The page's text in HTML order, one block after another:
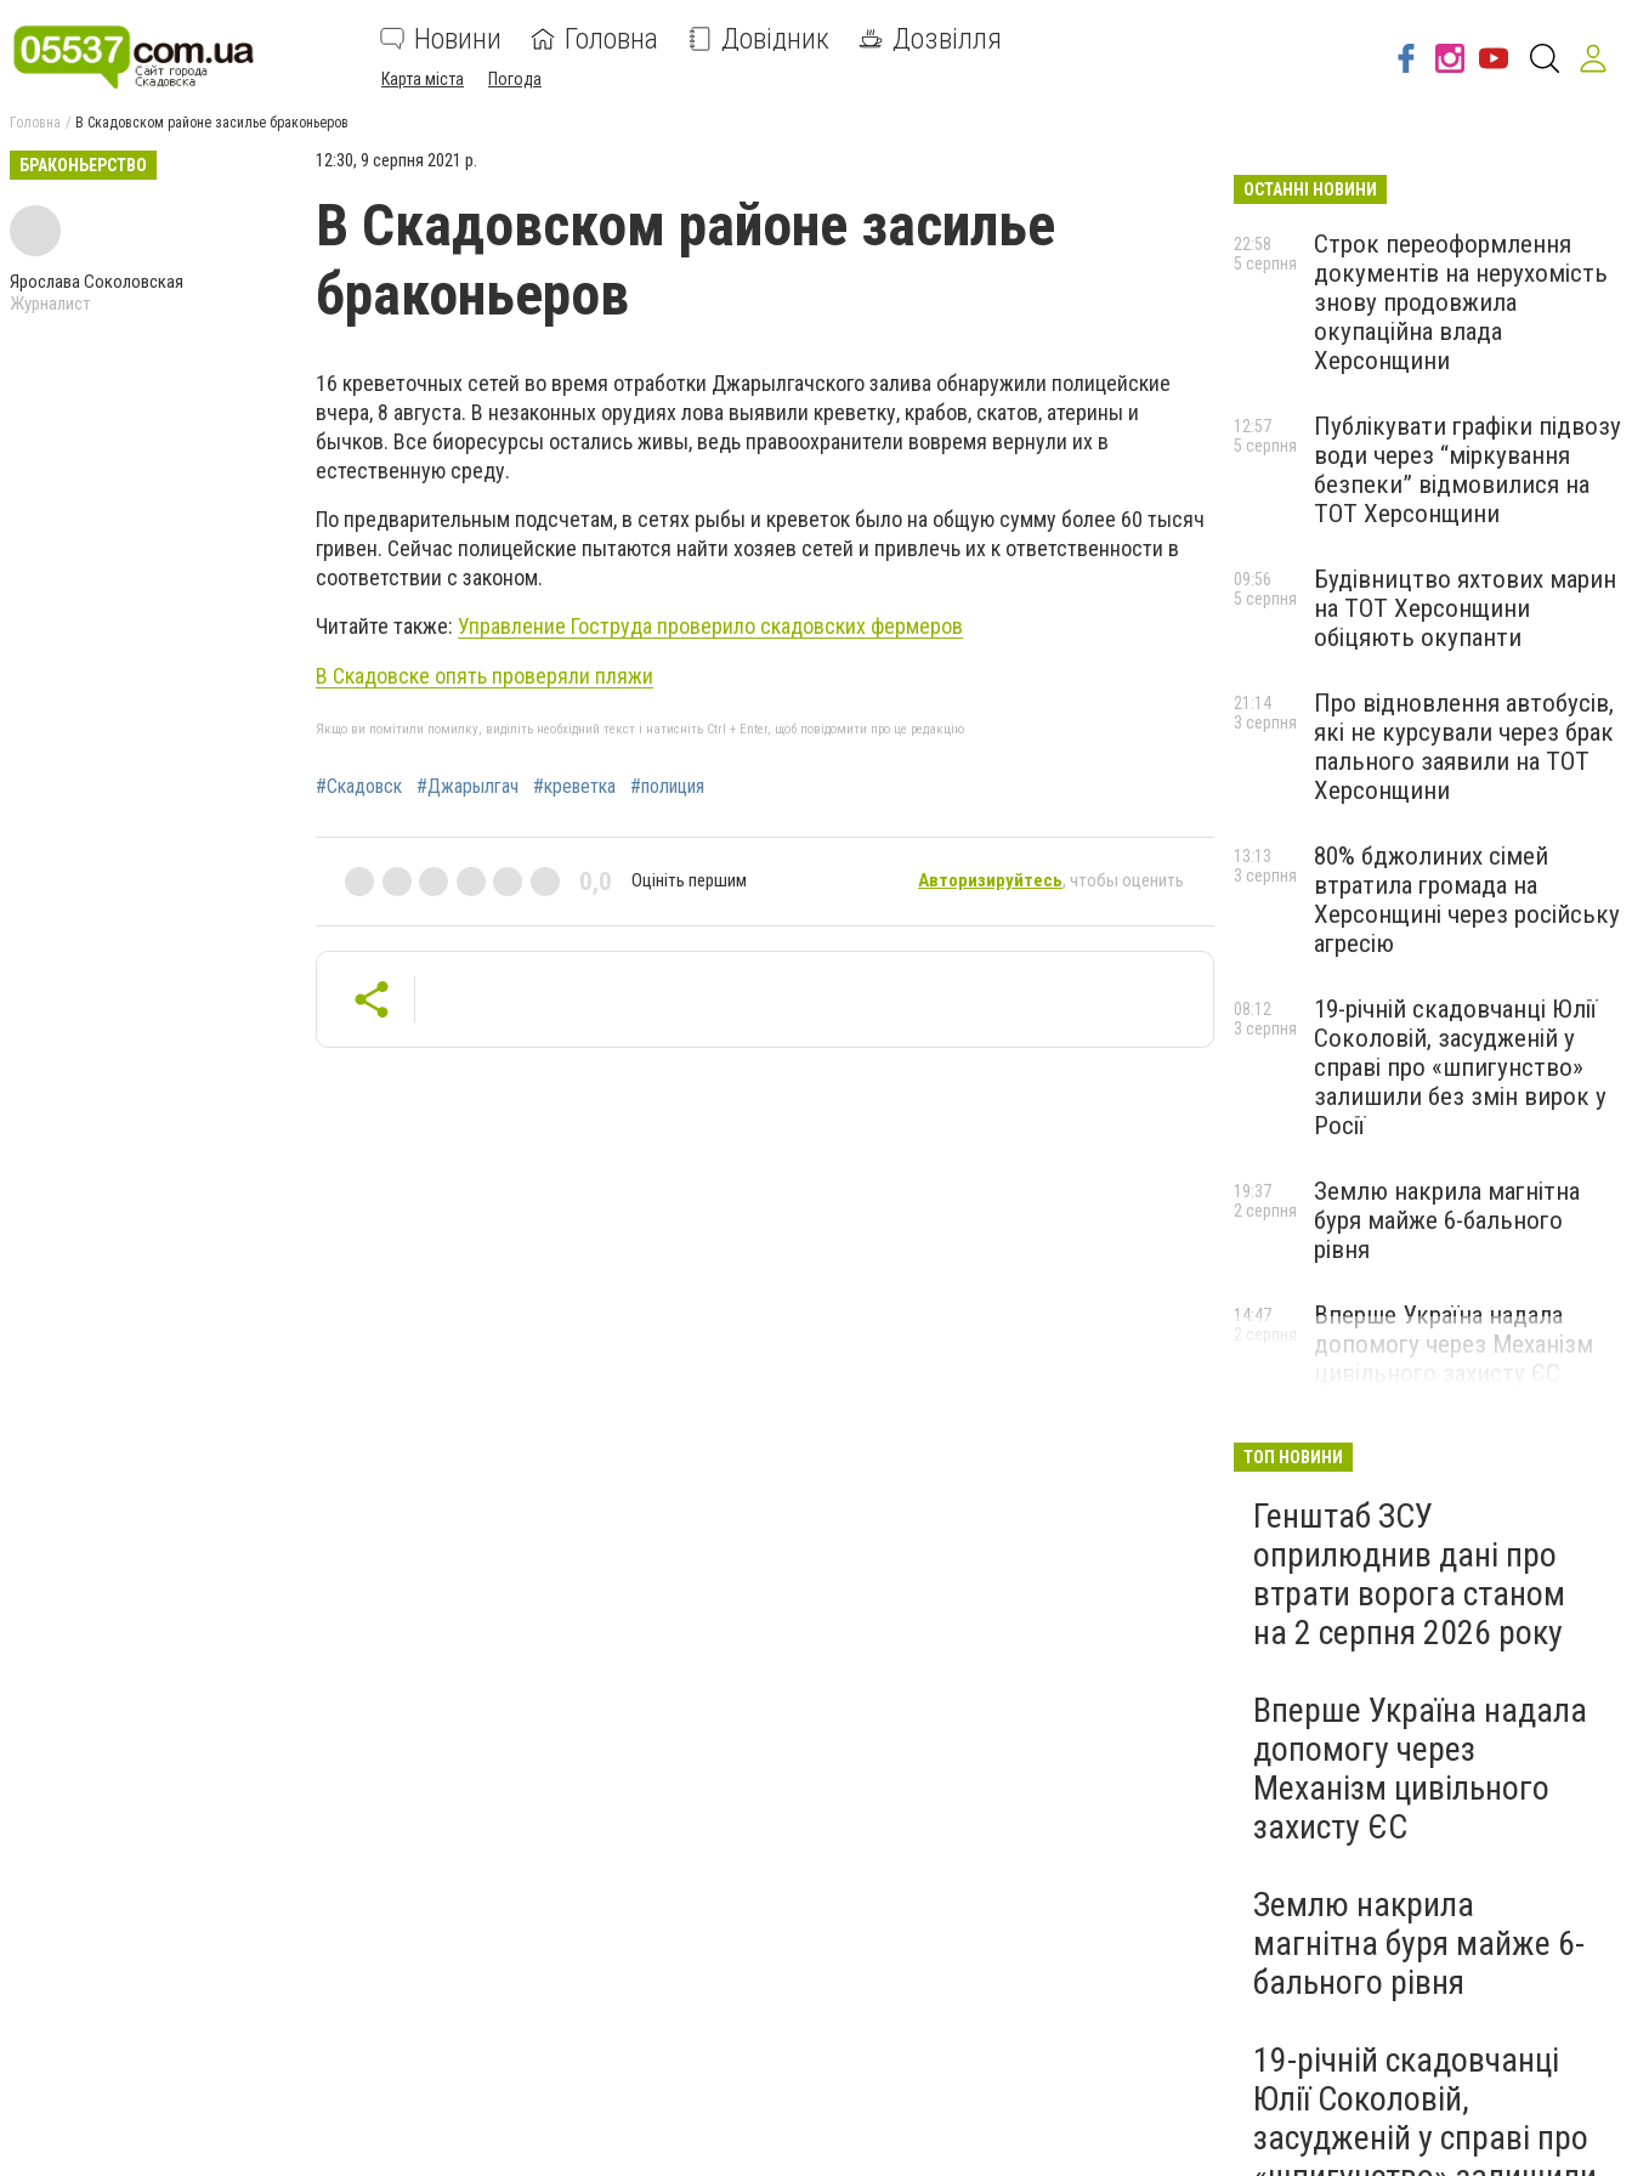
Новини Головна Довідник Дозвілля
Карта міста Погода
Головна В Скадовском районе засилье браконьеров
БРАКОНЬЕРСТВО
Ярослава Соколовская
Журналист
12:30, 9 серпня 2021 р.
В Скадовском районе засилье
браконьеров
16 креветочных сетей во время отработки Джарылгачского залива обнаружили полицейские
вчера, 8 августа. В незаконных орудиях лова выявили креветку, крабов, скатов, атерины и
бычков. Все биоресурсы остались живы, ведь правоохранители вовремя вернули их в
естественную среду.
По предварительным подсчетам, в сетях рыбы и креветок было на общую сумму более 60 тысяч
гривен. Сейчас полицейские пытаются найти хозяев сетей и привлечь их к ответственности в
соответствии с законом.
Читайте также: Управление Гоструда проверило скадовских фермеров
В Скадовске опять проверяли пляжи
Якщо ви помітили помилку, виділіть необхідний текст і натисніть Ctrl + Enter, щоб повідомити про це редакцію
#Скадовск #Джарылгач #креветка #полиция
0,0 Оцініть першим Авторизируйтесь, чтобы оценить
ОСТАННІ НОВИНИ
Строк переоформлення
документів на нерухомість
знову продовжила
окупаційна влада
Херсонщини
22:58
5 серпня
Публікувати графіки підвозу
води через “міркування
безпеки” відмовилися на
ТОТ Херсонщини
12:57
5 серпня
Будівництво яхтових марин
на ТОТ Херсонщини
обіцяють окупанти
09:56
5 серпня
Про відновлення автобусів,
які не курсували через брак
пального заявили на ТОТ
Херсонщини
21:14
3 серпня
80% бджолиних сімей
втратила громада на
Херсонщині через російську
агресію
13:13
3 серпня
19-річній скадовчанці Юлії
Соколовій, засудженій у
справі про «шпигунство»
залишили без змін вирок у
Росії
08:12
3 серпня
Землю накрила магнітна
буря майже 6-бального
рівня
19:37
2 серпня
Вперше Україна надала
допомогу через Механізм
цивільного захисту ЄС
14:47
2 серпня
ТОП НОВИНИ
Генштаб ЗСУ
оприлюднив дані про
втрати ворога станом
на 2 серпня 2026 року
Вперше Україна надала
допомогу через
Механізм цивільного
захисту ЄС
Землю накрила
магнітна буря майже 6-
бального рівня
19-річній скадовчанці
Юлії Соколовій,
засудженій у справі про